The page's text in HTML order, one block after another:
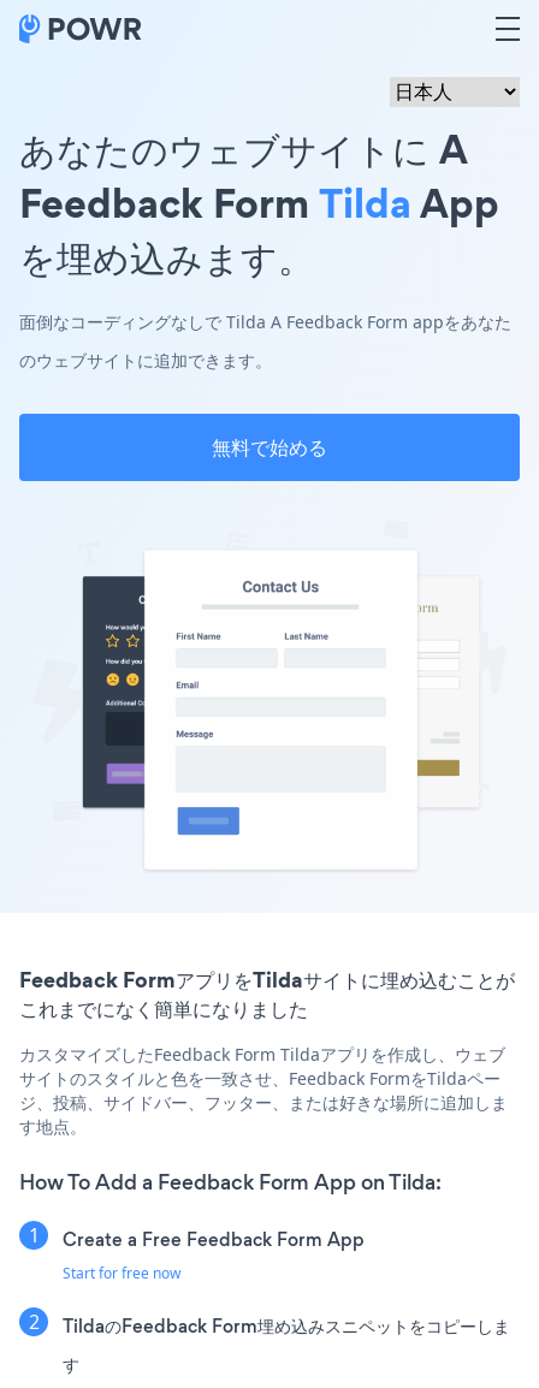
あなたのウェブサイトに A
Feedback Form TildaApp
を埋め込みます。
面倒なコーディングなしで Tilda A Feedback Form appをあなた
のウェブサイトに追加できます。
無料で始める
Feedback FormアプリをTildaサイトに埋め込むことが
これまでになく簡単になりました
カスタマイズしたFeedback Form Tildaアプリを作成し、ウェブ
サイトのスタイルと色を一致させ、Feedback FormをTildaペー
ジ、投稿、サイドバー、フッター、または好きな場所に追加しま
す地点。
How To Add a Feedback Form App on Tilda:
Create a Free Feedback Form App
Start for free now
TildaのFeedback Form埋め込みスニペットをコピーしま
す